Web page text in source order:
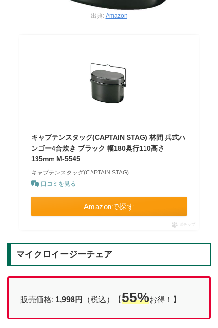
出典: Amazon
キャプテンスタッグ(CAPTAIN STAG) 林間 兵式ハ
ンゴー4合炊き ブラック 幅180奥行110高さ
135mm M-5545
キャプテンスタッグ(CAPTAIN STAG)
口コミを見る
Amazonで探す
ポチップ
マイクロイージーチェア
販売価格: 1,998円 （税込）【55%お得！】